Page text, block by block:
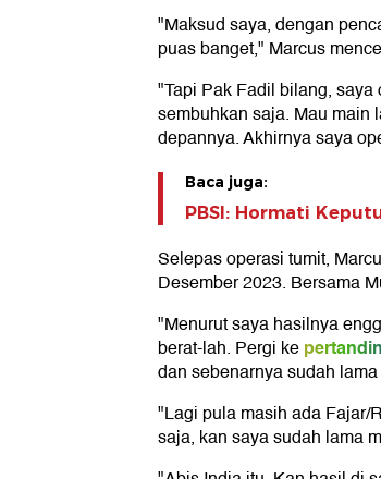
"Maksud saya, dengan
puas banget," Marcus
"Tapi Pak Fadil bilang,
sembuhkan saja. Mau main
depannya. Akhirnya saya
Baca juga:
PBSI: Hormati
Selepas operasi tumit,
Desember 2023. Bersama
"Menurut saya hasilnya
berat-lah. Pergi ke
dan sebenarnya sudah
"Lagi pula masih ada Fajar/
saja, kan saya sudah lama